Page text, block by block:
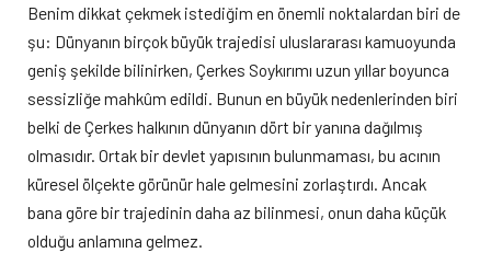
Benim dikkat çekmek istediğim en önemli noktalardan biri de
şu: Dünyanın birçok büyük trajedisi uluslararası kamuoyunda
geniş şekilde bilinirken, Çerkes Soykırımı uzun yıllar boyunca
sessizliğe mahkûm edildi. Bunun en büyük nedenlerinden biri
belki de Çerkes halkının dünyanın dört bir yanına dağılmış
olmasıdır. Ortak bir devlet yapısının bulunmaması, bu acının
küresel ölçekte görünür hale gelmesini zorlaştırdı. Ancak
bana göre bir trajedinin daha az bilinmesi, onun daha küçük
olduğu anlamına gelmez.